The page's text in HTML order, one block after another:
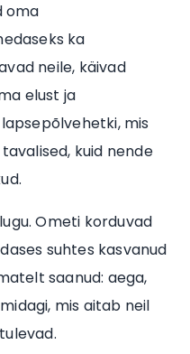
oma
ka
neile, käivad
elust ja
mis
kuid nende
Ometi korduvad
suhtes kasvanud
saanud: aega,
mis aitab neil